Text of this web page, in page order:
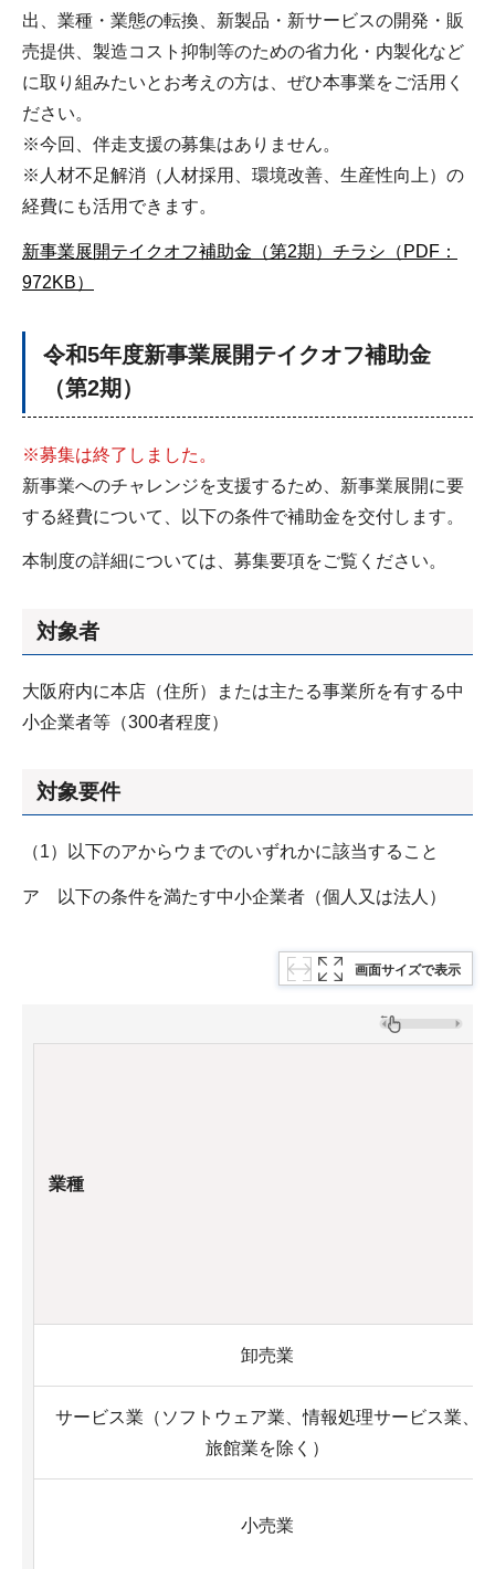
出、業種・業態の転換、新製品・新サービスの開発・販
売提供、製造コスト抑制等のための省力化・内製化など
に取り組みたいとお考えの方は、ぜひ本事業をご活用く
ださい。
※今回、伴走支援の募集はありません。
※人材不足解消（人材採用、環境改善、生産性向上）の
経費にも活用できます。
新事業展開テイクオフ補助金（第2期）チラシ（PDF：
972KB）
令和5年度新事業展開テイクオフ補助金
（第2期）
※募集は終了しました。
新事業へのチャレンジを支援するため、新事業展開に要
する経費について、以下の条件で補助金を交付します。
本制度の詳細については、募集要項をご覧ください。
対象者
大阪府内に本店（住所）または主たる事業所を有する中
小企業者等（300者程度）
対象要件
（1）以下のアからウまでのいずれかに該当すること
ア 以下の条件を満たす中小企業者（個人又は法人）
画面サイズで表示
業種
卸売業
サービス業（ソフトウェア業、情報処理サービス業、
旅館業を除く）
小売業